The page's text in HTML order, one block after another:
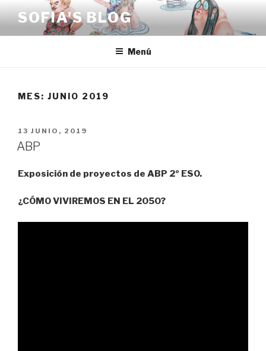
contenido
SOFIA'S BLOG
Menú
MES: JUNIO 2019
PUBLICADO
EL
13 JUNIO, 2019
ABP
Exposición de proyectos de ABP 2º ESO.
¿CÓMO VIVIREMOS EN EL 2050?